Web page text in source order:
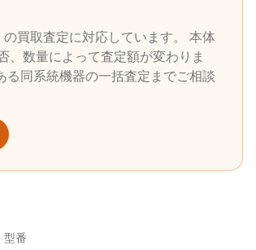
の買取査定に対応しています。 本体
、数量によって査定額が変わりま
同系統機器の一括査定までご相談
型番